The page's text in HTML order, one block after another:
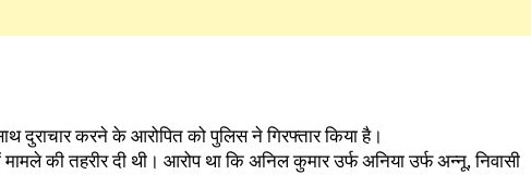
दुराचार करने के आरोपित को पुलिस ने गिरफ्तार किया है।
की तहरीर दी थी। आरोप था कि अनिल कुमार उर्फ अनिया उर्फ अन्नू, निवासी